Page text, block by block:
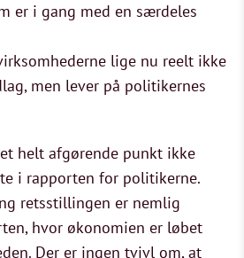
er i gang med en særdeles
lige nu reelt ikke
men lever på politikernes
helt afgørende punkt ikke
i rapporten for politikerne.
retsstillingen er nemlig
hvor økonomien er løbet
Der er ingen tvivl om, at